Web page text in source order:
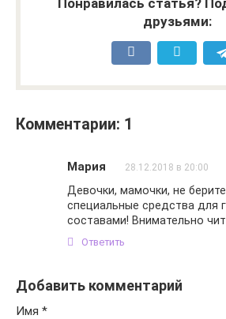
друзьями:
Комментарии: 1
Мария 28.12.2018 в 20:00
Девочки, мамочки, не
специальные средства для
составами! Внимательно
Ответить
Добавить комментарий
Имя *